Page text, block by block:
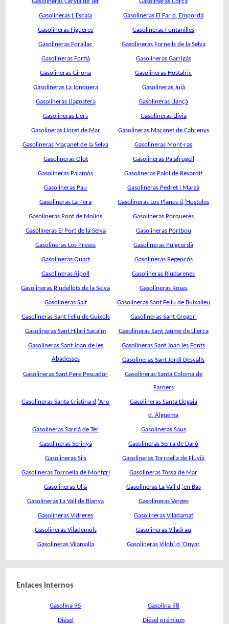
Gasolineras L'Escala Gasolineras El Far d,'Empordà
Gasolineras Figueres Gasolineras Fontanilles
Gasolineras Forallac Gasolineras Fornells de la Selva
Gasolineras Fortià Gasolineras Garrigàs
Gasolineras Girona Gasolineras Hostalric
Gasolineras La Jonquera Gasolineras Juià
Gasolineras Llagostera Gasolineras Llançà
Gasolineras Llers Gasolineras Llívia
Gasolineras Lloret de Mar Gasolineras Maçanet de Cabrenys
Gasolineras Maçanet de la Selva Gasolineras Mont-ras
Gasolineras Olot Gasolineras Palafrugell
Gasolineras Palamós Gasolineras Palol de Revardit
Gasolineras Pau Gasolineras Pedret i Marzà
Gasolineras La Pera Gasolineras Los Planes d,'Hostoles
Gasolineras Pont de Molins Gasolineras Porqueres
Gasolineras El Port de la Selva Gasolineras Portbou
Gasolineras Los Preses Gasolineras Puigcerdà
Gasolineras Quart Gasolineras Regencós
Gasolineras Ripoll Gasolineras Riudarenes
Gasolineras Riudellots de la Selva Gasolineras Roses
Gasolineras Salt Gasolineras Sant Feliu de Buixalleu
Gasolineras Sant Feliu de Guíxols Gasolineras Sant Gregori
Gasolineras Sant Hilari Sacalm Gasolineras Sant Jaume de Llierca
Gasolineras Sant Joan de les
Abadesses
Gasolineras Sant Joan les Fonts
Gasolineras Sant Jordi Desvalls
Gasolineras Sant Pere Pescador
Gasolineras Santa Coloma de
Farners
Gasolineras Santa Cristina d,'Aro
Gasolineras Santa Llogaia
d,'Àlguema
Gasolineras Sarrià de Ter Gasolineras Saus
Gasolineras Serinyà Gasolineras Serra de Daró
Gasolineras Sils Gasolineras Torroella de Fluvià
Gasolineras Torroella de Montgrí Gasolineras Tossa de Mar
Gasolineras Ullà Gasolineras La Vall d,'en Bas
Gasolineras La Vall de Bianya Gasolineras Verges
Gasolineras Vidreres Gasolineras Viladamat
Gasolineras Vilademuls Gasolineras Viladrau
Gasolineras Vilamalla Gasolineras Vilobí d,'Onyar
Enlaces internos
Gasolina 95 Gasolina 98
Diésel Diésel prémium